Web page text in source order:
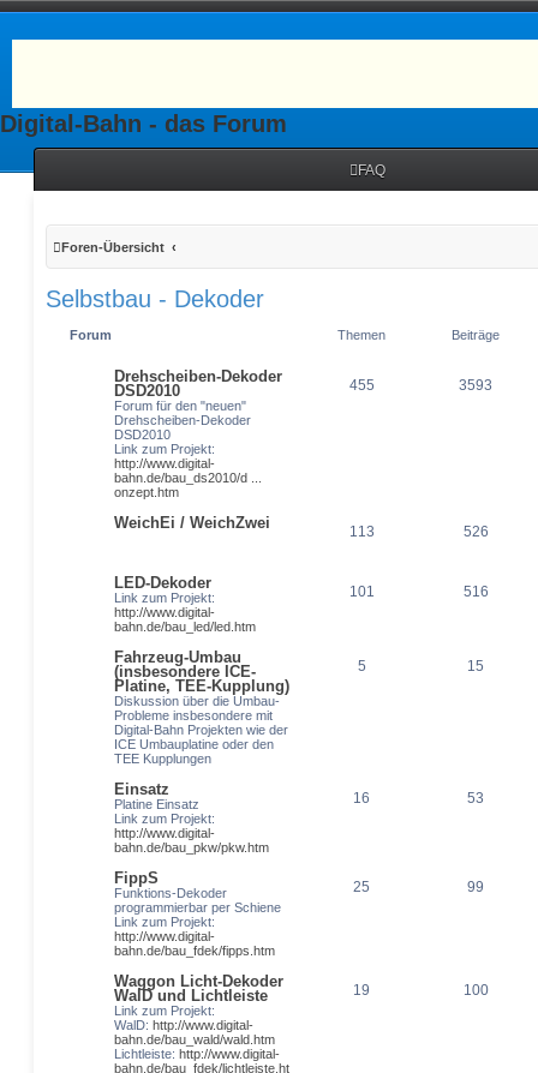
Digital-Bahn - das Forum
FAQ
Foren-Übersicht
Selbstbau - Dekoder
Forum Themen Beiträge
Drehscheiben-Dekoder
DSD2010
Forum für den "neuen"
Drehscheiben-Dekoder
DSD2010
Link zum Projekt:
http://www.digital-
bahn.de/bau_ds2010/d ...
onzept.htm
455 3593
WeichEi / WeichZwei 113 526
LED-Dekoder
Link zum Projekt:
http://www.digital-
bahn.de/bau_led/led.htm
101 516
Fahrzeug-Umbau
(insbesondere ICE-
Platine, TEE-Kupplung)
Diskussion über die Umbau-
Probleme insbesondere mit
Digital-Bahn Projekten wie der
ICE Umbauplatine oder den
TEE Kupplungen
5 15
Einsatz
Platine Einsatz
Link zum Projekt:
http://www.digital-
bahn.de/bau_pkw/pkw.htm
16 53
FippS
Funktions-Dekoder
programmierbar per Schiene
Link zum Projekt:
http://www.digital-
bahn.de/bau_fdek/fipps.htm
25 99
Waggon Licht-Dekoder
WalD und Lichtleiste
Link zum Projekt:
WalD: http://www.digital-
bahn.de/bau_wald/wald.htm
Lichtleiste: http://www.digital-
bahn.de/bau_fdek/lichtleiste.ht
19 100